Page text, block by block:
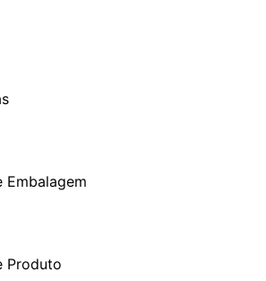
Embalagem
Produto